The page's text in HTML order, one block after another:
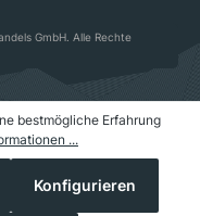
GmbH. Alle Rechte
bestmögliche Erfahrung
...
Konfigurieren